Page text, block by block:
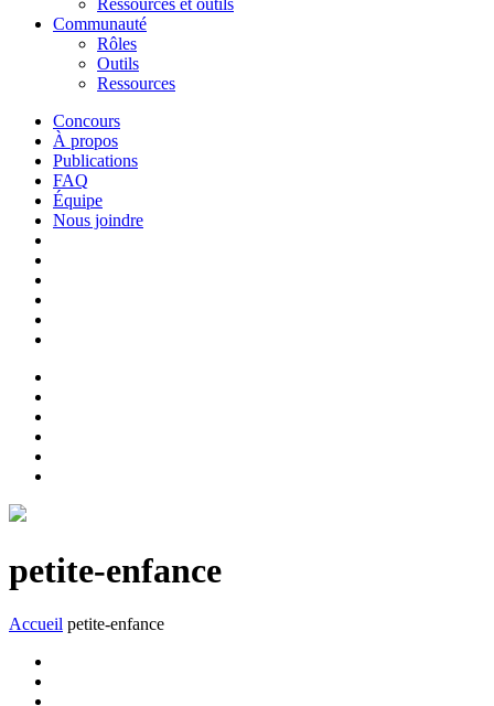
Ressources et outils
Communauté
Rôles
Outils
Ressources
Concours
À propos
Publications
FAQ
Équipe
Nous joindre
petite-enfance
Accueil petite-enfance